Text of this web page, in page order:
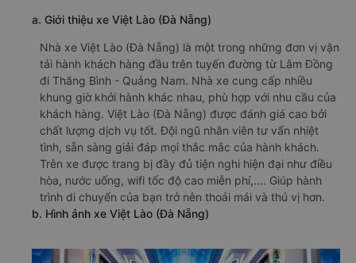
a. Giới thiệu xe Việt Lào (Đà Nẵng)
Nhà xe Việt Lào (Đà Nẵng) là một trong những đơn vị vận
tải hành khách hàng đầu trên tuyến đường từ Lâm Đồng
đi Thăng Bình - Quảng Nam. Nhà xe cung cấp nhiều
khung giờ khởi hành khác nhau, phù hợp với nhu cầu của
khách hàng. Việt Lào (Đà Nẵng) được đánh giá cao bởi
chất lượng dịch vụ tốt. Đội ngũ nhân viên tư vấn nhiệt
tình, sẵn sàng giải đáp mọi thắc mắc của hành khách.
Trên xe được trang bị đầy đủ tiện nghi hiện đại như điều
hòa, nước uống, wifi tốc độ cao miễn phí,.... Giúp hành
trình di chuyển của bạn trở nên thoải mái và thú vị hơn.
b. Hình ảnh xe Việt Lào (Đà Nẵng)